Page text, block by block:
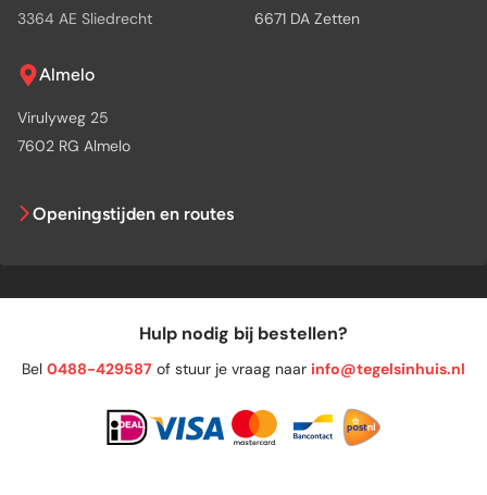
3364 AE Sliedrecht
6671 DA Zetten
Almelo
Virulyweg 25
7602 RG Almelo
Openingstijden en routes
Hulp nodig bij bestellen?
Bel 0488-429587 of stuur je vraag naar info@tegelsinhuis.nl